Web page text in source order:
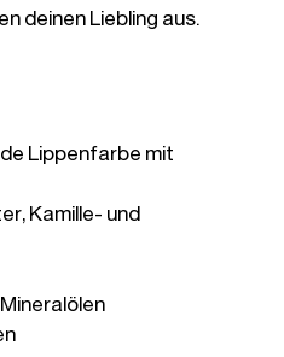
Lippenfarbe mit
Kamille- und